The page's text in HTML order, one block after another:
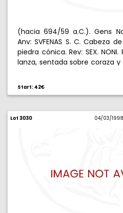
(hacia 694/59 a.C.). Gens
Anv: SVFENAS S. C. Cabeza
piedra cónica. Rev: SEX. NONI.
lanza, sentada sobre coraza y
Dos contramarcas en anverso.
Start: 42€
Lot 3030 04/03/1998